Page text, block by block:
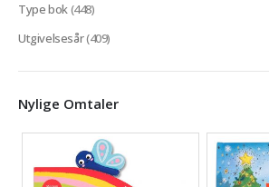
Type bok(448)
Utgivelsesår(409)
Nylige Omtaler